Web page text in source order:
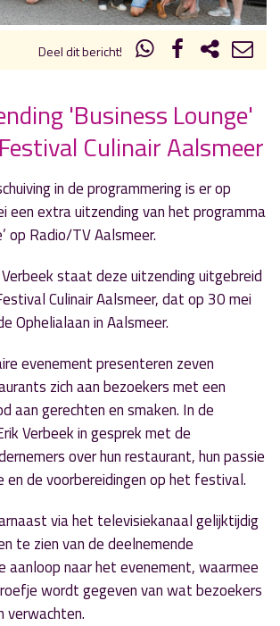
Deel dit bericht!
thema voor 24 mei
'Business Lounge'
Culinair Aalsmeer
in de programmering is er op
een extra uitzending van het programma
op Radio/TV Aalsmeer.
staat deze uitzending uitgebreid
Culinair Aalsmeer, dat op 30 mei
Ophelialaan in Aalsmeer.
evenement presenteren zeven
zich aan bezoekers met een
aan gerechten en smaken. In de
Verbeek in gesprek met de
over hun restaurant, hun passie
en de voorbereidingen op het festival.
via het televisiekanaal gelijktijdig
te zien van de deelnemende
aanloop naar het evenement, waarmee
wordt gegeven van wat bezoekers
verwachten.